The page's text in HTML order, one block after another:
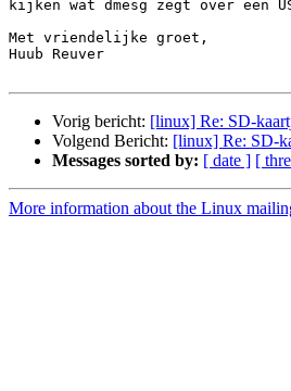
kijken wat dmesg zegt over een
Met vriendelijke groet,
Huub Reuver
Vorig bericht: [linux] Re: SD-
Volgend Bericht: [linux] Re: SD-
Messages sorted by: [ date ] [
More information about the Linux